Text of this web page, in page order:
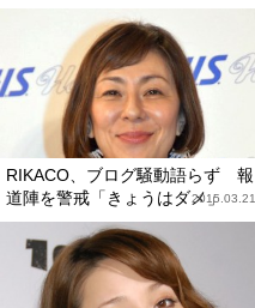
RIKACO、ブログ騒動語らず 報
道陣を警戒「きょうはダメ」2015.03.21